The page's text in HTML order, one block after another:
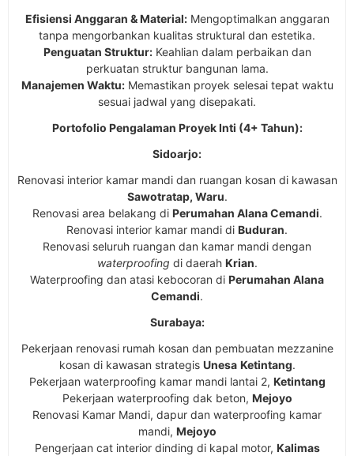
Efisiensi Anggaran & Material:Mengoptimalkan anggaran
tanpa mengorbankan kualitas struktural dan estetika.
Penguatan Struktur:Keahlian dalam perbaikan dan
perkuatan struktur bangunan lama.
Manajemen Waktu:Memastikan proyek selesai tepat waktu
sesuai jadwal yang disepakati.
Portofolio Pengalaman Proyek Inti (4+ Tahun):
Sidoarjo:
Renovasi interior kamar mandi dan ruangan kosan di kawasan
Sawotratap, Waru.
Renovasi area belakang di Perumahan Alana Cemandi.
Renovasi interior kamar mandi di Buduran.
Renovasi seluruh ruangan dan kamar mandi dengan
waterproofing di daerah Krian.
Waterproofing dan atasi kebocoran di Perumahan Alana
Cemandi.
Surabaya:
Pekerjaan renovasi rumah kosan dan pembuatan mezzanine
kosan di kawasan strategis Unesa Ketintang.
Pekerjaan waterproofing kamar mandi lantai 2, Ketintang
Pekerjaan waterproofing dak beton, Mejoyo
Renovasi Kamar Mandi, dapur dan waterproofing kamar
mandi, Mejoyo
Pengerjaan cat interior dinding di kapal motor, Kalimas